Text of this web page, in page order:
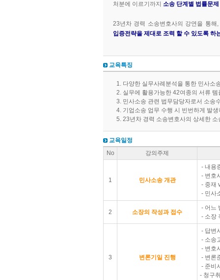
처분에 이르기까지 소송 단계별 법률문
23년차 경력 소송변호사의 강연을 통
입증전략을 제대로 조력 할 수 있도록 하
교육특징
다양한 실무사례분석을 통한 민사소
실무에 활용가능한 42여종의 서류 템
민사소송 관련 법무담당자로서 소송
기업소송 업무 수행 시 빈번하게 발
23년차 경력 소송변호사의 상세한 소
교육일정
No
강의주제
1 민사소송 개관
- 내용
- 변호
- 중재
- 민사
2 소장의 작성과 접수
- 어느
- 소장
3 변론기일 진행
- 답변
- 소송
- 변호
- 변론
- 준비
- 청구